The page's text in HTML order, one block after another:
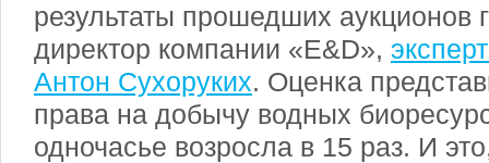
результаты прошедших аукционов
директор компании «E&D»,
Антон Сухоруких. Оценка
права на добычу водных
одночасье возросла в 15 раз. И